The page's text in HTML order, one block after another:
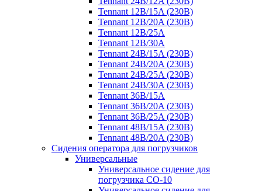
Tennant 12B/15A (230B)
Tennant 12B/20A (230B)
Tennant 12B/25A
Tennant 12B/30A
Tennant 24B/15A (230B)
Tennant 24B/20A (230B)
Tennant 24B/25A (230B)
Tennant 24B/30A (230B)
Tennant 36B/15A
Tennant 36B/20A (230B)
Tennant 36B/25A (230B)
Tennant 48B/15A (230B)
Tennant 48B/20A (230B)
Сидения оператора для погрузчиков
Универсальные
Универсальное сидение для
погрузчика CO-10